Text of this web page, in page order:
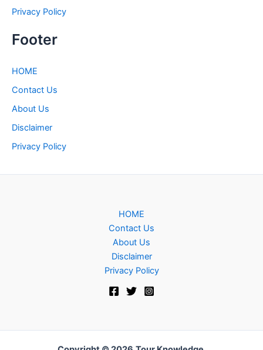
Privacy Policy
Footer
HOME
Contact Us
About Us
Disclaimer
Privacy Policy
HOME
Contact Us
About Us
Disclaimer
Privacy Policy